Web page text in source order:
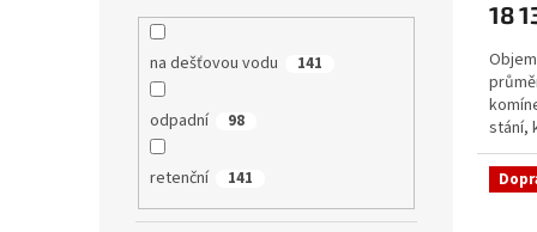
na dešťovou vodu 141
odpadní 98
retenční 141
18
stání,